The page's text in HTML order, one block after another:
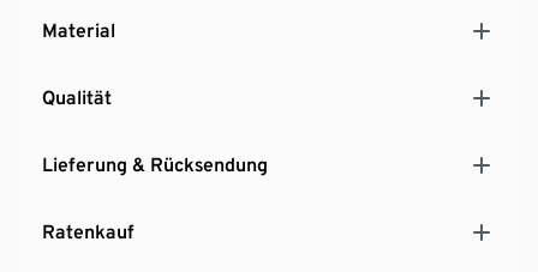
Material
Qualität
Lieferung & Rücksendung
Ratenkauf